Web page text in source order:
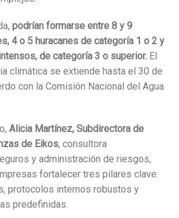
podrían formarse entre 8 y 9
4 o 5 huracanes de categoría 1 o 2 y
de categoría 3 o superior. El
climática se extiende hasta el 30 de
con la Comisión Nacional del Agua
Alicia Martínez, Subdirectora de
de Eikos, consultora
y administración de riesgos,
fortalecer tres pilares clave:
protocolos internos robustos y
predefinidas.